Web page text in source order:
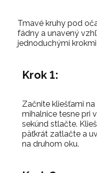
Tmavé kruhy pod
fádny a unavený
jednoduchými
Krok 1:
Začnite kliešťami
mihalnice tesne pri
sekúnd stlačte.
päťkrát zatlačte a
na druhom oku.